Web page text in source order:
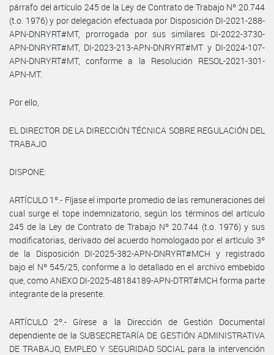
párrafo del artículo 245 de la Ley de Contrato de Trabajo Nº 20.744
(t.o. 1976) y por delegación efectuada por Disposición DI-2021-288-
APN-DNRYRT#MT, prorrogada por sus similares DI-2022-3730-
APN-DNRYRT#MT, DI-2023-213-APN-DNRYRT#MT y DI-2024-107-
APN-DNRYRT#MT, conforme a la Resolución RESOL-2021-301-
APN-MT.
Por ello,
EL DIRECTOR DE LA DIRECCIÓN TÉCNICA SOBRE REGULACIÓN DEL
TRABAJO
DISPONE:
ARTÍCULO 1º.- Fíjase el importe promedio de las remuneraciones del
cual surge el tope indemnizatorio, según los términos del artículo
245 de la Ley de Contrato de Trabajo Nº 20.744 (t.o. 1976) y sus
modificatorias, derivado del acuerdo homologado por el artìculo 3º
de la Disposición DI-2025-382-APN-DNRYRT#MCH y registrado
bajo el Nº 545/25, conforme a lo detallado en el archivo embebido
que, como ANEXO DI-2025-48184189-APN-DTRT#MCH forma parte
integrante de la presente.
ARTÍCULO 2º.- Gírese a la Dirección de Gestión Documental
dependiente de la SUBSECRETARÍA DE GESTIÓN ADMINISTRATIVA
DE TRABAJO, EMPLEO Y SEGURIDAD SOCIAL para la intervención